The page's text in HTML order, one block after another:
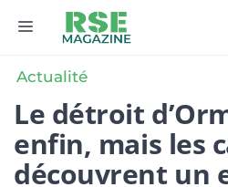
MENU
Actualité
Le détroit
enfin, mais les
découvrent un